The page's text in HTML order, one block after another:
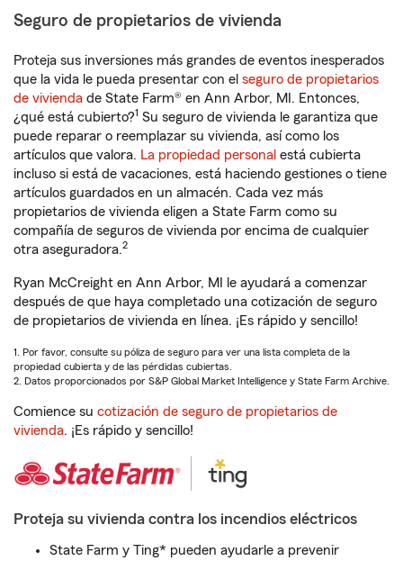
Seguro de propietarios de vivienda
Proteja sus inversiones más grandes de eventos inesperados
que la vida le pueda presentar con el seguro de propietarios
de vivienda de State Farm® en Ann Arbor, MI. Entonces,
¿qué está cubierto?1 Su seguro de vivienda le garantiza que
puede reparar o reemplazar su vivienda, así como los
artículos que valora. La propiedad personal está cubierta
incluso si está de vacaciones, está haciendo gestiones o tiene
artículos guardados en un almacén. Cada vez más
propietarios de vivienda eligen a State Farm como su
compañía de seguros de vivienda por encima de cualquier
otra aseguradora.2
Ryan McCreight en Ann Arbor, MI le ayudará a comenzar
después de que haya completado una cotización de seguro
de propietarios de vivienda en línea. ¡Es rápido y sencillo!
1. Por favor, consulte su póliza de seguro para ver una lista completa de la
propiedad cubierta y de las pérdidas cubiertas.
2. Datos proporcionados por S&P Global Market Intelligence y State Farm Archive.
Comience su cotización de seguro de propietarios de
vivienda. ¡Es rápido y sencillo!
Proteja su vivienda contra los incendios eléctricos
State Farm y Ting* pueden ayudarle a prevenir